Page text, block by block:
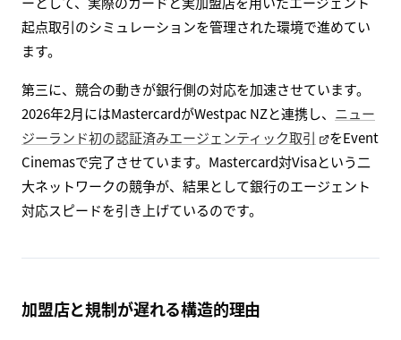
起点取引のシミュレーションを管理された環境で進めてい
ます。
第三に、競合の動きが銀行側の対応を加速させています。
2026年2月にはMastercardがWestpac NZと連携し、 ニュー
ジーランド初の認証済みエージェンティック取引
をEvent
Cinemasで完了させています。Mastercard対Visaという二
大ネットワークの競争が、結果として銀行のエージェント
対応スピードを引き上げているのです。
加盟店と規制が遅れる構造的理由